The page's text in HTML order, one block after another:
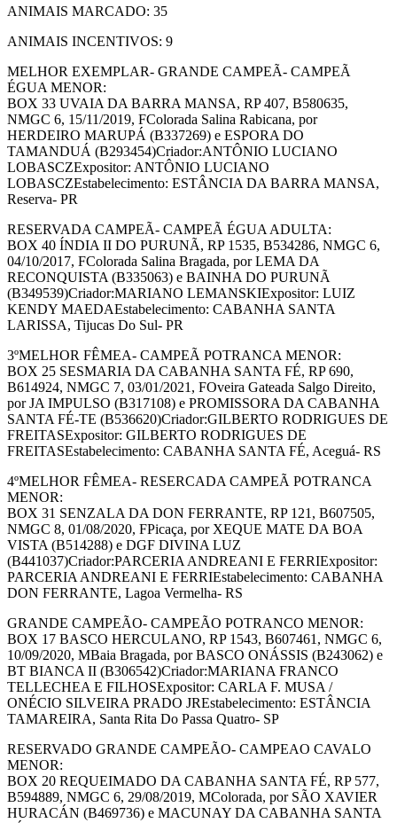
ANIMAIS MARCADO: 35
ANIMAIS INCENTIVOS: 9
MELHOR EXEMPLAR- GRANDE CAMPEÃ- CAMPEÃ
ÉGUA MENOR:
BOX 33 UVAIA DA BARRA MANSA, RP 407, B580635,
NMGC 6, 15/11/2019, FColorada Salina Rabicana, por
HERDEIRO MARUPÁ (B337269) e ESPORA DO
TAMANDUÁ (B293454)Criador:ANTÔNIO LUCIANO
LOBASCZExpositor: ANTÔNIO LUCIANO
LOBASCZEstabelecimento: ESTÂNCIA DA BARRA MANSA,
Reserva- PR
RESERVADA CAMPEÃ- CAMPEÃ ÉGUA ADULTA:
BOX 40 ÍNDIA II DO PURUNÃ, RP 1535, B534286, NMGC 6,
04/10/2017, FColorada Salina Bragada, por LEMA DA
RECONQUISTA (B335063) e BAINHA DO PURUNÃ
(B349539)Criador:MARIANO LEMANSKIExpositor: LUIZ
KENDY MAEDAEstabelecimento: CABANHA SANTA
LARISSA, Tijucas Do Sul- PR
3ºMELHOR FÊMEA- CAMPEÃ POTRANCA MENOR:
BOX 25 SESMARIA DA CABANHA SANTA FÉ, RP 690,
B614924, NMGC 7, 03/01/2021, FOveira Gateada Salgo Direito,
por JA IMPULSO (B317108) e PROMISSORA DA CABANHA
SANTA FÉ-TE (B536620)Criador:GILBERTO RODRIGUES DE
FREITASExpositor: GILBERTO RODRIGUES DE
FREITASEstabelecimento: CABANHA SANTA FÉ, Aceguá- RS
4ºMELHOR FÊMEA- RESERCADA CAMPEÃ POTRANCA
MENOR:
BOX 31 SENZALA DA DON FERRANTE, RP 121, B607505,
NMGC 8, 01/08/2020, FPicaça, por XEQUE MATE DA BOA
VISTA (B514288) e DGF DIVINA LUZ
(B441037)Criador:PARCERIA ANDREANI E FERRIExpositor:
PARCERIA ANDREANI E FERRIEstabelecimento: CABANHA
DON FERRANTE, Lagoa Vermelha- RS
GRANDE CAMPEÃO- CAMPEÃO POTRANCO MENOR:
BOX 17 BASCO HERCULANO, RP 1543, B607461, NMGC 6,
10/09/2020, MBaia Bragada, por BASCO ONÁSSIS (B243062) e
BT BIANCA II (B306542)Criador:MARIANA FRANCO
TELLECHEA E FILHOSExpositor: CARLA F. MUSA /
ONÉCIO SILVEIRA PRADO JREstabelecimento: ESTÂNCIA
TAMAREIRA, Santa Rita Do Passa Quatro- SP
RESERVADO GRANDE CAMPEÃO- CAMPEAO CAVALO
MENOR:
BOX 20 REQUEIMADO DA CABANHA SANTA FÉ, RP 577,
B594889, NMGC 6, 29/08/2019, MColorada, por SÃO XAVIER
HURACÁN (B469736) e MACUNAY DA CABANHA SANTA